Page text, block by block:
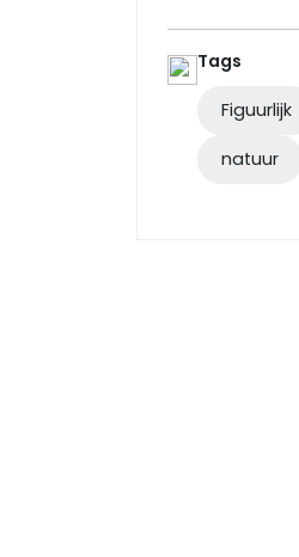
Tags
Figuurlijk
natuur